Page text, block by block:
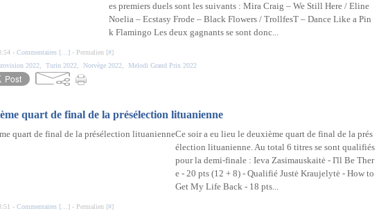
es premiers duels sont les suivants : Mira Craig – We Still Here / Eline
Noelia – Ecstasy Frode – Black Flowers / TrollfesT – Dance Like a Pin
k Flamingo Les deux gagnants se sont donc...
- Commentaires [ ] - Permalien [#]
2022 Turin 2022 Norvège 2022 Melodi Grand Prix 2022
quart de final de la présélection lituanienne
Ce soir a eu lieu le deuxième quart de final de la prés
élection lituanienne. Au total 6 titres se sont qualifiés
pour la demi-finale : Ieva Zasimauskaitė - I'll Be Ther
e - 20 pts (12 + 8) - Qualifié Justė Kraujelytė - How to
Get My Life Back - 18 pts...
- Commentaires [ ] - Permalien [#]